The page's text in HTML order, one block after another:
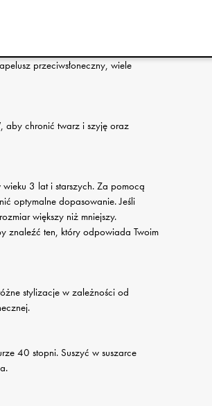
Elodie jest wykonany w
W celu dodatkowej ochrony
są niesamowicie
można regulować rozmiar i
przeciwsłoneczny, wiele
aby chronić twarz i szyję oraz
3 lat i starszych. Za pomocą
optymalne dopasowanie. Jeśli
większy niż mniejszy.
znaleźć ten, który odpowiada Twoim
stylizacje w zależności od
40 stopni. Suszyć w suszarce